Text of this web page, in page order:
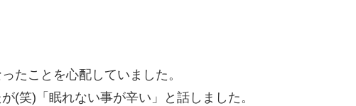
たことを心配していました。
(笑)「眠れない事が辛い」と話しました。